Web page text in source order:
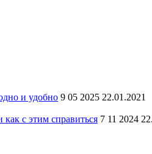
и удобно 9 05 2025 22.01.2021
с этим справиться 7 11 2024